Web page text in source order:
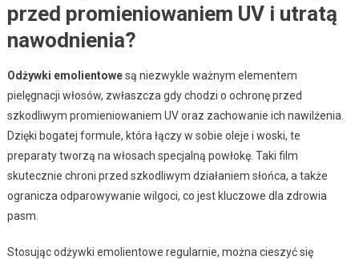
przed promieniowaniem UV i utratą
nawodnienia?
Odżywki emolientowesą niezwykle ważnym elementem
pielęgnacji włosów, zwłaszcza gdy chodzi o ochronę przed
szkodliwym promieniowaniem UV oraz zachowanie ich nawilżenia.
Dzięki bogatej formule, która łączy w sobie oleje i woski, te
preparaty tworzą na włosach specjalną powłokę. Taki film
skutecznie chroni przed szkodliwym działaniem słońca, a także
ogranicza odparowywanie wilgoci, co jest kluczowe dla zdrowia
pasm.
Stosując odżywki emolientowe regularnie, można cieszyć się